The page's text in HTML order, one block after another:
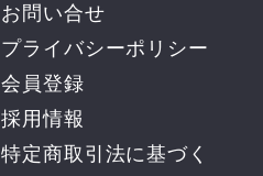
お問い合せ
プライバシーポリシー
会員登録
採用情報
​特定商取引法に基づく